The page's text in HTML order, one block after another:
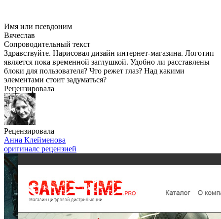
Имя или псевдоним
Вячеслав
Сопроводительный текст
Здравствуйте. Нарисовал дизайн интернет-магазина. Логотип
является пока временной заглушкой. Удобно ли расставлены
блоки для пользователя? Что режет глаз? Над какими
элементами стоит задуматься?
Рецензировала
Рецензировала
Анна Клейменова
оригиналс рецензией